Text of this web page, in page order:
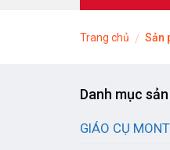
Trang chủ / Sản
Danh mục
GIÁO CỤ